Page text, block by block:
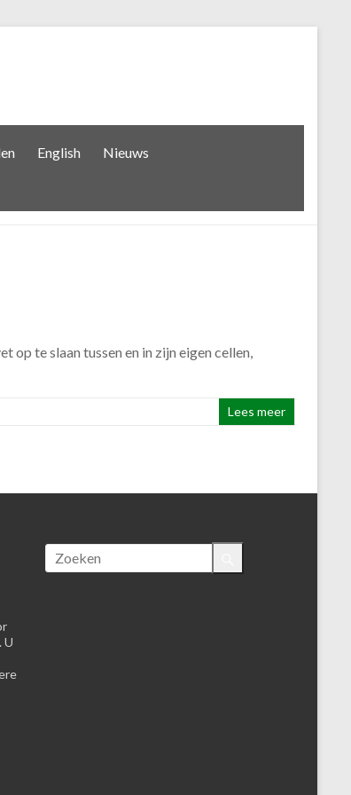
English Nieuws
te slaan tussen en in zijn eigen cellen,
Lees meer
U